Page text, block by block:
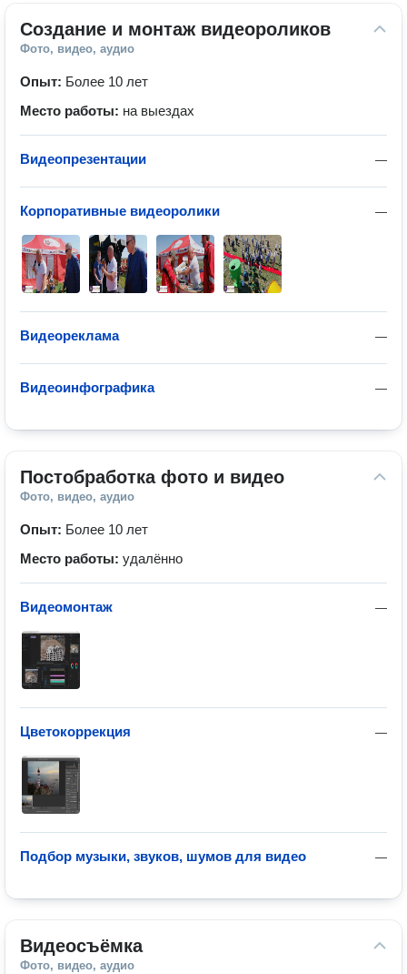
Создание и монтаж видеороликов
Фото, видео, аудио
Опыт: Более 10 лет
Место работы: на выездах
—
Видеопрезентации
—
Корпоративные видеоролики
—
Видеореклама
—
Видеоинфографика
Постобработка фото и видео
Фото, видео, аудио
Опыт: Более 10 лет
Место работы: удалённо
—
Видеомонтаж
—
Цветокоррекция
—
Подбор музыки, звуков, шумов для видео
Видеосъёмка
Фото, видео, аудио